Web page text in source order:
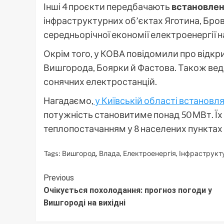
Інші 4 проєкти передбачають
інфраструктурних об’єктах Яготина,
середньорічної економії електроенергії
Окрім того, у КОВА повідомили про
Вишгорода, Боярки й Фастова. Також
сонячних електростанцій.
Нагадаємо,у Київській області
потужність становитиме понад 50 МВт.
теплопостачанням у 8 населених
Tags: Вишгород, Влада, Електроенергія,
Continue
Reading
Previous
Очікується похолодання: прогноз погоди у
Вишгороді на вихідні